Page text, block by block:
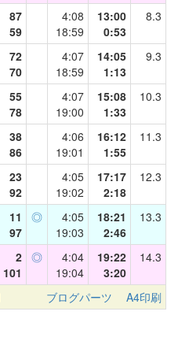
87
59
4:08
18:59
13:00
0:53
8.3
72
70
4:07
18:59
14:05
1:13
9.3
55
78
4:07
19:00
15:08
1:33
10.3
38
86
4:06
19:01
16:12
1:55
11.3
23
92
4:05
19:02
17:17
2:18
12.3
11
97
◎
4:05
19:03
18:21
2:46
13.3
2
101
◎
4:04
19:04
19:22
3:20
14.3
ブログパーツ A4印刷